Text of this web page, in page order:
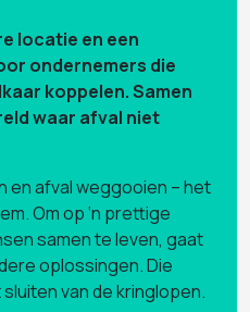
locatie en een
ondernemers die
koppelen. Samen
waar afval niet
en afval weggooien – het
Om op ‘n prettige
samen te leven, gaat
oplossingen. Die
van de kringlopen.